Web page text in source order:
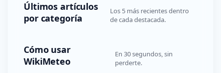
Últimos artículos
por categoría
Los 5 más recientes dentro
de cada destacada.
Cómo usar
WikiMeteo
En 30 segundos, sin
perderte.